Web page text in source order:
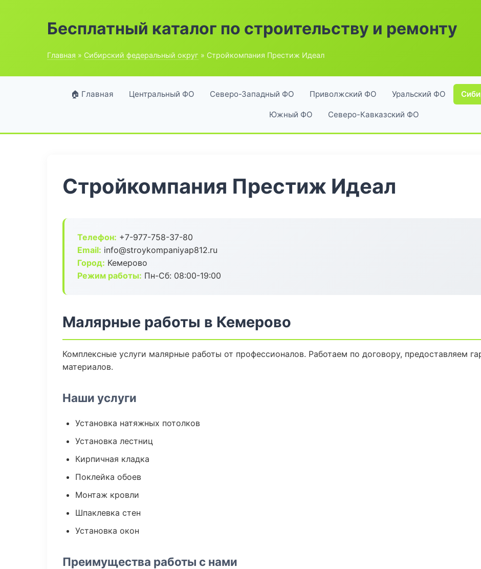
Бесплатный каталог по строительству и ремонту
Главная » Сибирский федеральный округ » Стройкомпания Престиж Идеал
🏠 Главная Центральный ФО Северо-Западный ФО Приволжский ФО Уральский ФО
Южный ФО Северо-Кавказский ФО
Стройкомпания Престиж Идеал
Телефон: +7-977-758-37-80
Email: info@stroykompaniyap812.ru
Город: Кемерово
Режим работы: Пн-Сб: 08:00-19:00
Малярные работы в Кемерово
Комплексные услуги малярные работы от профессионалов. Работаем по договору, предоставляем
материалов.
Наши услуги
Установка натяжных потолков
Установка лестниц
Кирпичная кладка
Поклейка обоев
Монтаж кровли
Шпаклевка стен
Установка окон
Преимущества работы с нами